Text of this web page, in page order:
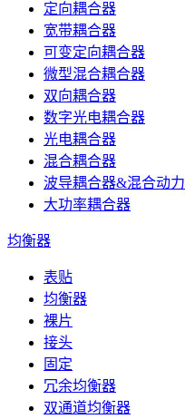
定向耦合器
宽带耦合器
可变定向耦合器
微型混合耦合器
双向耦合器
数字光电耦合器
光电耦合器
混合耦合器
波导耦合器&混合动力
大功率耦合器
均衡器
表贴
均衡器
裸片
接头
固定
冗余均衡器
双通道均衡器